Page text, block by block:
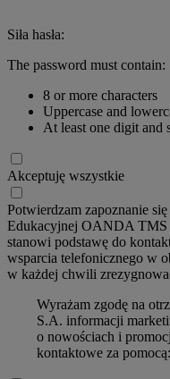
Siła hasła:
The password must contain:
8 or more characters
Uppercase and
At least one digit and
Akceptuję wszystkie
Potwierdzam zapoznanie się
Edukacyjnej OANDA TMS
stanowi podstawę do
wsparcia telefonicznego w
w każdej chwili
Wyrażam zgodę na
S.A. informacji
o nowościach i
kontaktowe za pomocą: